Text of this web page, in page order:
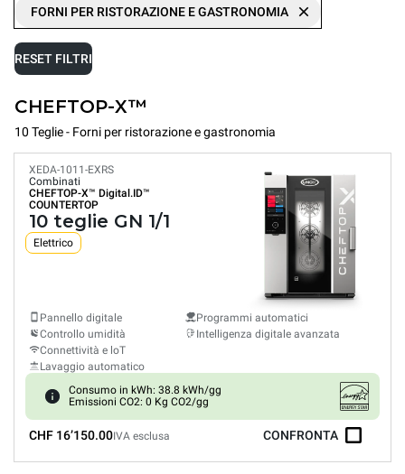
FORNI PER RISTORAZIONE E GASTRONOMIA
RESET FILTRI
CHEFTOP-X™
10 Teglie - Forni per ristorazione e gastronomia
XEDA-1011-EXRS
Combinati
CHEFTOP-X™ Digital.ID™
COUNTERTOP
10 teglie GN 1/1
Elettrico
Pannello digitale
Controllo umidità
Connettività e loT
Lavaggio automatico
Programmi automatici
Intelligenza digitale avanzata
Consumo in kWh: 38.8 kWh/gg
Emissioni CO2: 0 Kg CO2/gg
CHF 16’150.00IVA esclusa CONFRONTA